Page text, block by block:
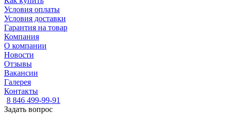
Условия оплаты
Условия доставки
Гарантия на товар
Компания
О компании
Новости
Отзывы
Вакансии
Галерея
Контакты
8 846 499-99-91
Задать вопрос